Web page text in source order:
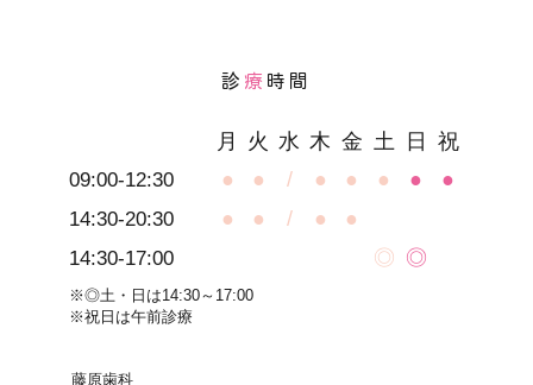
診 療 時間
月 火 水 木 金 土 日 祝
09:00-12:30 ● ● / ● ● ● ● ●
14:30-20:30 ● ● / ● ●
14:30-17:00 ◎ ◎
※◎土・日は14:30～17:00
※祝日は午前診療
藤原歯科